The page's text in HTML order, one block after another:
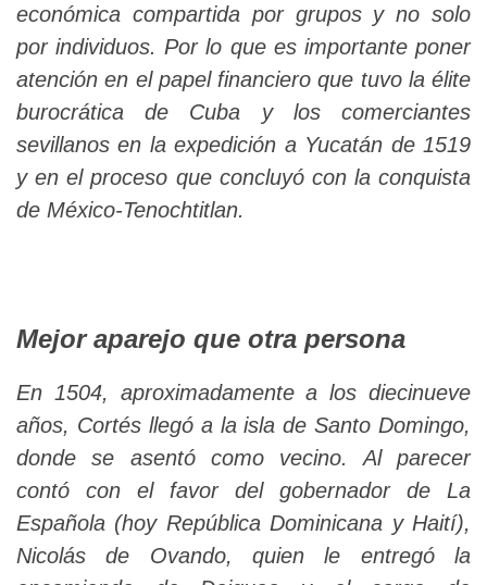
económica compartida por grupos y no solo
por individuos. Por lo que es importante poner
atención en el papel financiero que tuvo la élite
burocrática de Cuba y los comerciantes
sevillanos en la expedición a Yucatán de 1519
y en el proceso que concluyó con la conquista
de México-Tenochtitlan.
Mejor aparejo que otra persona
En 1504, aproximadamente a los diecinueve
años, Cortés llegó a la isla de Santo Domingo,
donde se asentó como vecino. Al parecer
contó con el favor del gobernador de La
Española (hoy República Dominicana y Haití),
Nicolás de Ovando, quien le entregó la